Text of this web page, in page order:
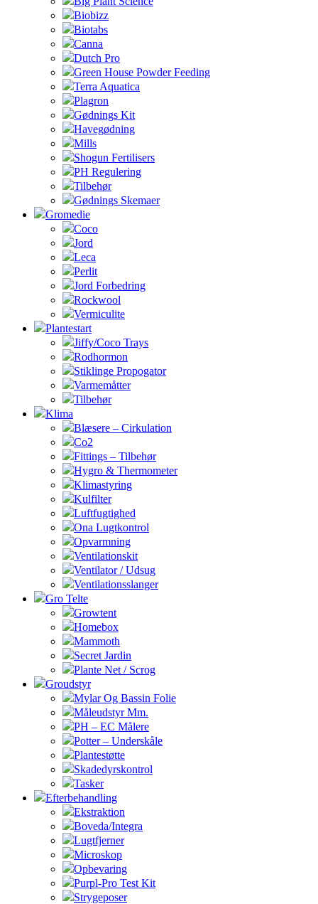
Biobizz
Biotabs
Canna
Dutch Pro
Green House Powder Feeding
Terra Aquatica
Plagron
Gødnings Kit
Havegødning
Mills
Shogun Fertilisers
PH Regulering
Tilbehør
Gødnings Skemaer
Gromedie
Coco
Jord
Leca
Perlit
Jord Forbedring
Rockwool
Vermiculite
Plantestart
Jiffy/Coco Trays
Rodhormon
Stiklinge Propogator
Varmemåtter
Tilbehør
Klima
Blæsere – Cirkulation
Co2
Fittings – Tilbehør
Hygro & Thermometer
Klimastyring
Kulfilter
Luftfugtighed
Ona Lugtkontrol
Opvarmning
Ventilationskit
Ventilator / Udsug
Ventilationsslanger
Gro Telte
Growtent
Homebox
Mammoth
Secret Jardin
Plante Net / Scrog
Groudstyr
Mylar Og Bassin Folie
Måleudstyr Mm.
PH – EC Målere
Potter – Underskåle
Plantestøtte
Skadedyrskontrol
Tasker
Efterbehandling
Ekstraktion
Boveda/Integra
Lugtfjerner
Microskop
Opbevaring
Purpl-Pro Test Kit
Strygeposer